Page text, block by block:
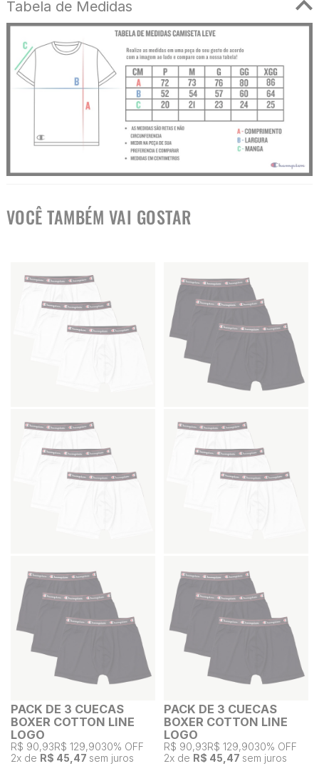
Tabela de Medidas
VOCÊ TAMBÉM VAI GOSTAR
PACK DE 3 CUECAS
BOXER COTTON LINE
LOGO
R$ 90,93R$ 129,9030% OFF
2x de R$ 45,47 sem juros
PACK DE 3 CUECAS
BOXER COTTON LINE
LOGO
R$ 90,93R$ 129,9030% OFF
2x de R$ 45,47 sem juros